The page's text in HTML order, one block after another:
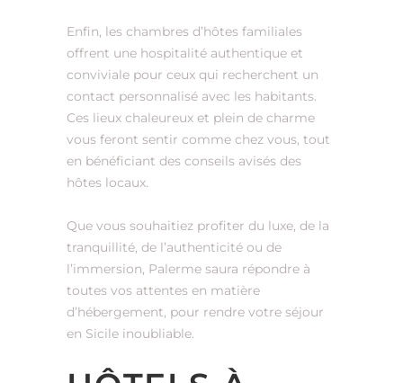
Enfin, les chambres d’hôtes familiales
offrent une hospitalité authentique et
conviviale pour ceux qui recherchent un
contact personnalisé avec les habitants.
Ces lieux chaleureux et plein de charme
vous feront sentir comme chez vous, tout
en bénéficiant des conseils avisés des
hôtes locaux.
Que vous souhaitiez profiter du luxe, de la
tranquillité, de l’authenticité ou de
l’immersion, Palerme saura répondre à
toutes vos attentes en matière
d’hébergement, pour rendre votre séjour
en Sicile inoubliable.